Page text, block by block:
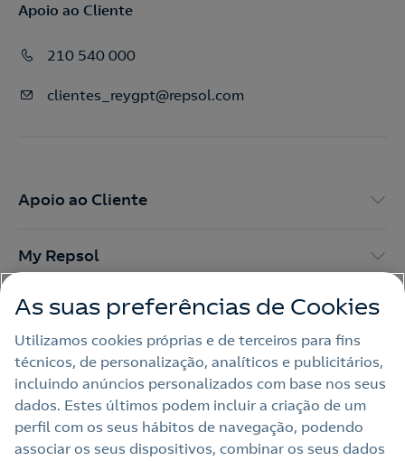
Apoio ao Cliente
210 540 000
clientes_reygpt@repsol.com
Apoio ao Cliente
My Repsol
Outras Energias
Links Úteis
Nota legal
As suas preferências de Cookies
Utilizamos cookies próprias e de terceiros para fins
técnicos, de personalização, analíticos e publicitários,
incluindo anúncios personalizados com base nos seus
dados. Estes últimos podem incluir a criação de um
perfil com os seus hábitos de navegação, podendo
associar os seus dispositivos, combinar os seus dados